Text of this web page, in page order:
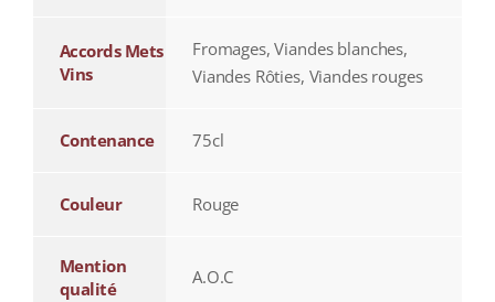
Accords Mets
Vins
Fromages, Viandes blanches,
Viandes Rôties, Viandes rouges
Contenance 75cl
Couleur Rouge
Mention
qualité
A.O.C